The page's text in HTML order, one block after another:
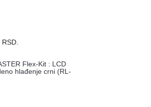
RSD.
Flex-Kit : LCD
hlađenje crni (RL-